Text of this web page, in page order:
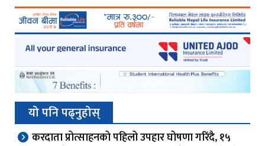
यो पनि पढ्नुहोस्
करदाता प्रोत्साहनको पहिलो उपहार घोषणा गरिंदै, १५